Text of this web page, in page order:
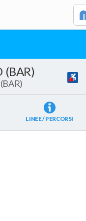
(BAR)
LINEE / PERCORSI